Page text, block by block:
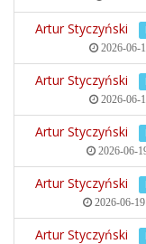
Artur Styczyński
2026-06-
Artur Styczyński
2026-06-
Artur Styczyński
2026-06-
Artur Styczyński
2026-06-19
Artur Styczyński